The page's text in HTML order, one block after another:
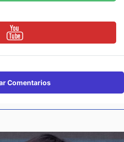
Comentarios